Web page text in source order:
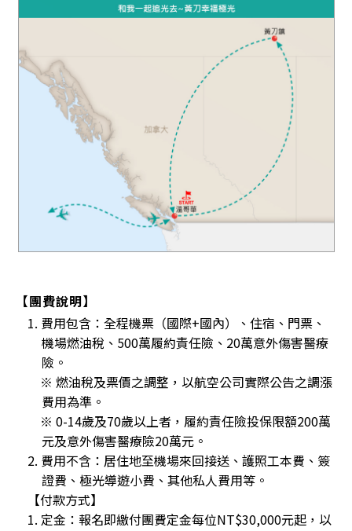
【團費說明】
1. 費用包含：全程機票（國際+國內）、住宿、門票、
機場燃油稅、500萬履約責任險、20萬意外傷害醫療
險。
※ 燃油稅及票價之調整，以航空公司實際公告之調漲
費用為準。
※ 0-14歲及70歲以上者，履約責任險投保限額200萬
元及意外傷害醫療險20萬元。
2. 費用不含：居住地至機場來回接送、護照工本費、簽
證費、極光導遊小費、其他私人費用等。
【付款方式】
1. 定金：報名即繳付團費定金每位NT$30,000元起，以